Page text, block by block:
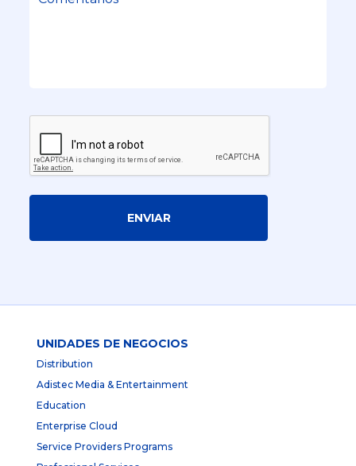
ENVIAR
UNIDADES DE NEGOCIOS
Distribution
Adistec Media & Entertainment
Education
Enterprise Cloud
Service Providers Programs